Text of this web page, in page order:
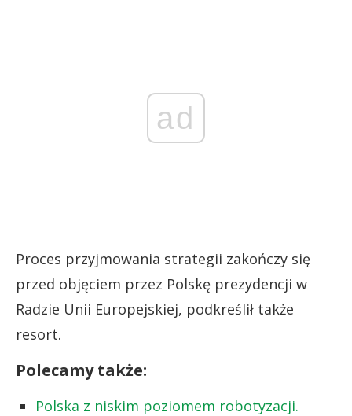
ad
Proces przyjmowania strategii zakończy się
przed objęciem przez Polskę prezydencji w
Radzie Unii Europejskiej, podkreślił także
resort.
Polecamy także:
Polska z niskim poziomem robotyzacji.